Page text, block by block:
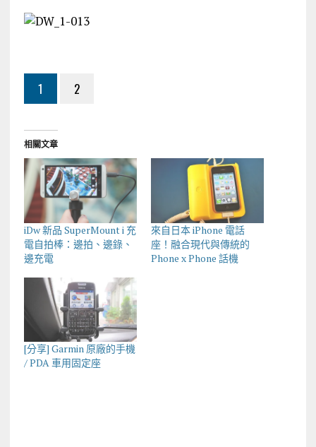
1 2
相關文章
iDw 新品 SuperMount i 充
電自拍棒：邊拍、邊錄、
邊充電
來自日本 iPhone 電話
座！融合現代與傳統的
Phone x Phone 話機
[分享] Garmin 原廠的手機
/ PDA 車用固定座